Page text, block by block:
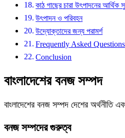
কাঠ গাছের চারা উৎপাদনের আর্থিক
উৎপাদন ও পরিবহন
উদ্যোক্তাদের জন্য পরামর্শ
Frequently Asked Questions
Conclusion
বাংলাদেশের বনজ সম্পদ
বাংলাদেশের বনজ সম্পদ দেশের অর্থনীতি
বনজ সম্পদের গুরুত্ব